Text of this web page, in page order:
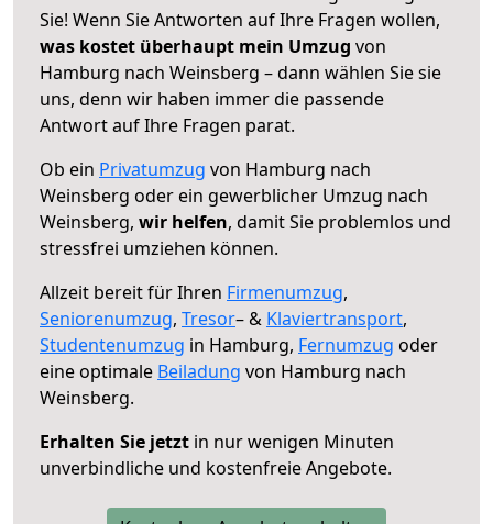
Sie! Wenn Sie Antworten auf Ihre Fragen wollen,
was kostet überhaupt mein Umzug von
Hamburg nach Weinsberg – dann wählen Sie sie
uns, denn wir haben immer die passende
Antwort auf Ihre Fragen parat.
Ob ein Privatumzug von Hamburg nach
Weinsberg oder ein gewerblicher Umzug nach
Weinsberg, wir helfen, damit Sie problemlos und
stressfrei umziehen können.
Allzeit bereit für Ihren Firmenumzug,
Seniorenumzug, Tresor– & Klaviertransport,
Studentenumzug in Hamburg, Fernumzug oder
eine optimale Beiladung von Hamburg nach
Weinsberg.
Erhalten Sie jetzt in nur wenigen Minuten
unverbindliche und kostenfreie Angebote.